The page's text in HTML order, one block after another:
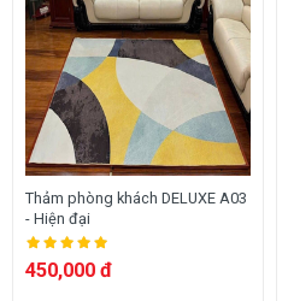
Thảm phòng khách DELUXE A03
- Hiện đại
450,000 đ